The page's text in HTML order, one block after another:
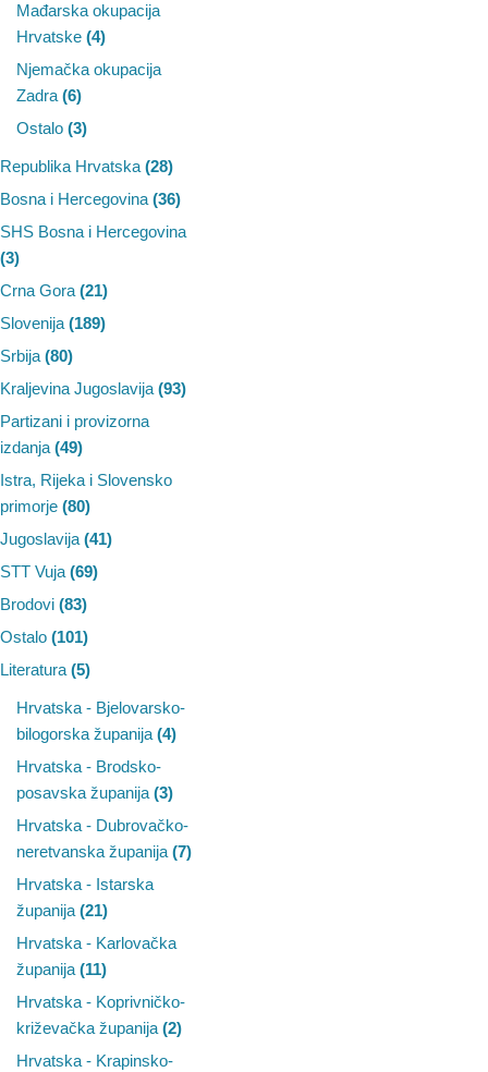
Mađarska okupacija
Hrvatske (4)
Njemačka okupacija
Zadra (6)
Ostalo (3)
Republika Hrvatska (28)
Bosna i Hercegovina (36)
SHS Bosna i Hercegovina
(3)
Crna Gora (21)
Slovenija (189)
Srbija (80)
Kraljevina Jugoslavija (93)
Partizani i provizorna
izdanja (49)
Istra, Rijeka i Slovensko
primorje (80)
Jugoslavija (41)
STT Vuja (69)
Brodovi (83)
Ostalo (101)
Literatura (5)
Hrvatska - Bjelovarsko-
bilogorska županija (4)
Hrvatska - Brodsko-
posavska županija (3)
Hrvatska - Dubrovačko-
neretvanska županija (7)
Hrvatska - Istarska
županija (21)
Hrvatska - Karlovačka
županija (11)
Hrvatska - Koprivničko-
križevačka županija (2)
Hrvatska - Krapinsko-